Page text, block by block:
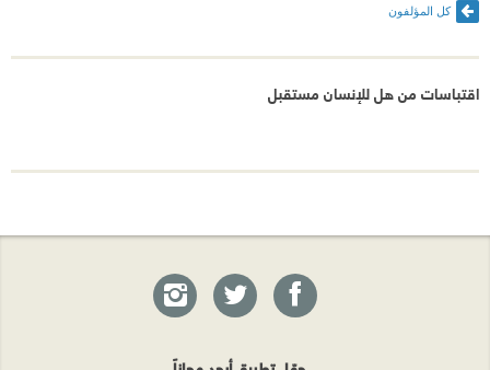
كل المؤلفون
اقتباسات من هل للإنسان مستقبل